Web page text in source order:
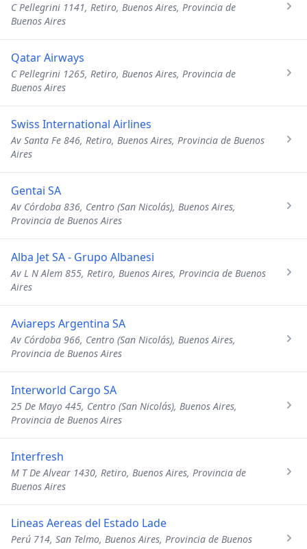
C Pellegrini 1141, Retiro, Buenos Aires, Provincia de
Buenos Aires
Qatar Airways
C Pellegrini 1265, Retiro, Buenos Aires, Provincia de
Buenos Aires
Swiss International Airlines
Av Santa Fe 846, Retiro, Buenos Aires, Provincia de Buenos
Aires
Gentai SA
Av Córdoba 836, Centro (San Nicolás), Buenos Aires,
Provincia de Buenos Aires
Alba Jet SA - Grupo Albanesi
Av L N Alem 855, Retiro, Buenos Aires, Provincia de Buenos
Aires
Aviareps Argentina SA
Av Córdoba 966, Centro (San Nicolás), Buenos Aires,
Provincia de Buenos Aires
Interworld Cargo SA
25 De Mayo 445, Centro (San Nicolás), Buenos Aires,
Provincia de Buenos Aires
Interfresh
M T De Alvear 1430, Retiro, Buenos Aires, Provincia de
Buenos Aires
Lineas Aereas del Estado Lade
Perú 714, San Telmo, Buenos Aires, Provincia de Buenos